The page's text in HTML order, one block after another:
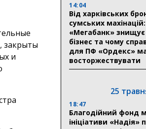
закрыты
и
14:04
Від харківських
сумських
«Мегабанк»
бізнес та чому
для ПФ «Ордекс»
восторжествувати
25
18:47
Благодійний фонд
ініціативи «Надія»